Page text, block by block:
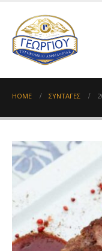
HOME ΣΥΝΤΑΓΈΣ